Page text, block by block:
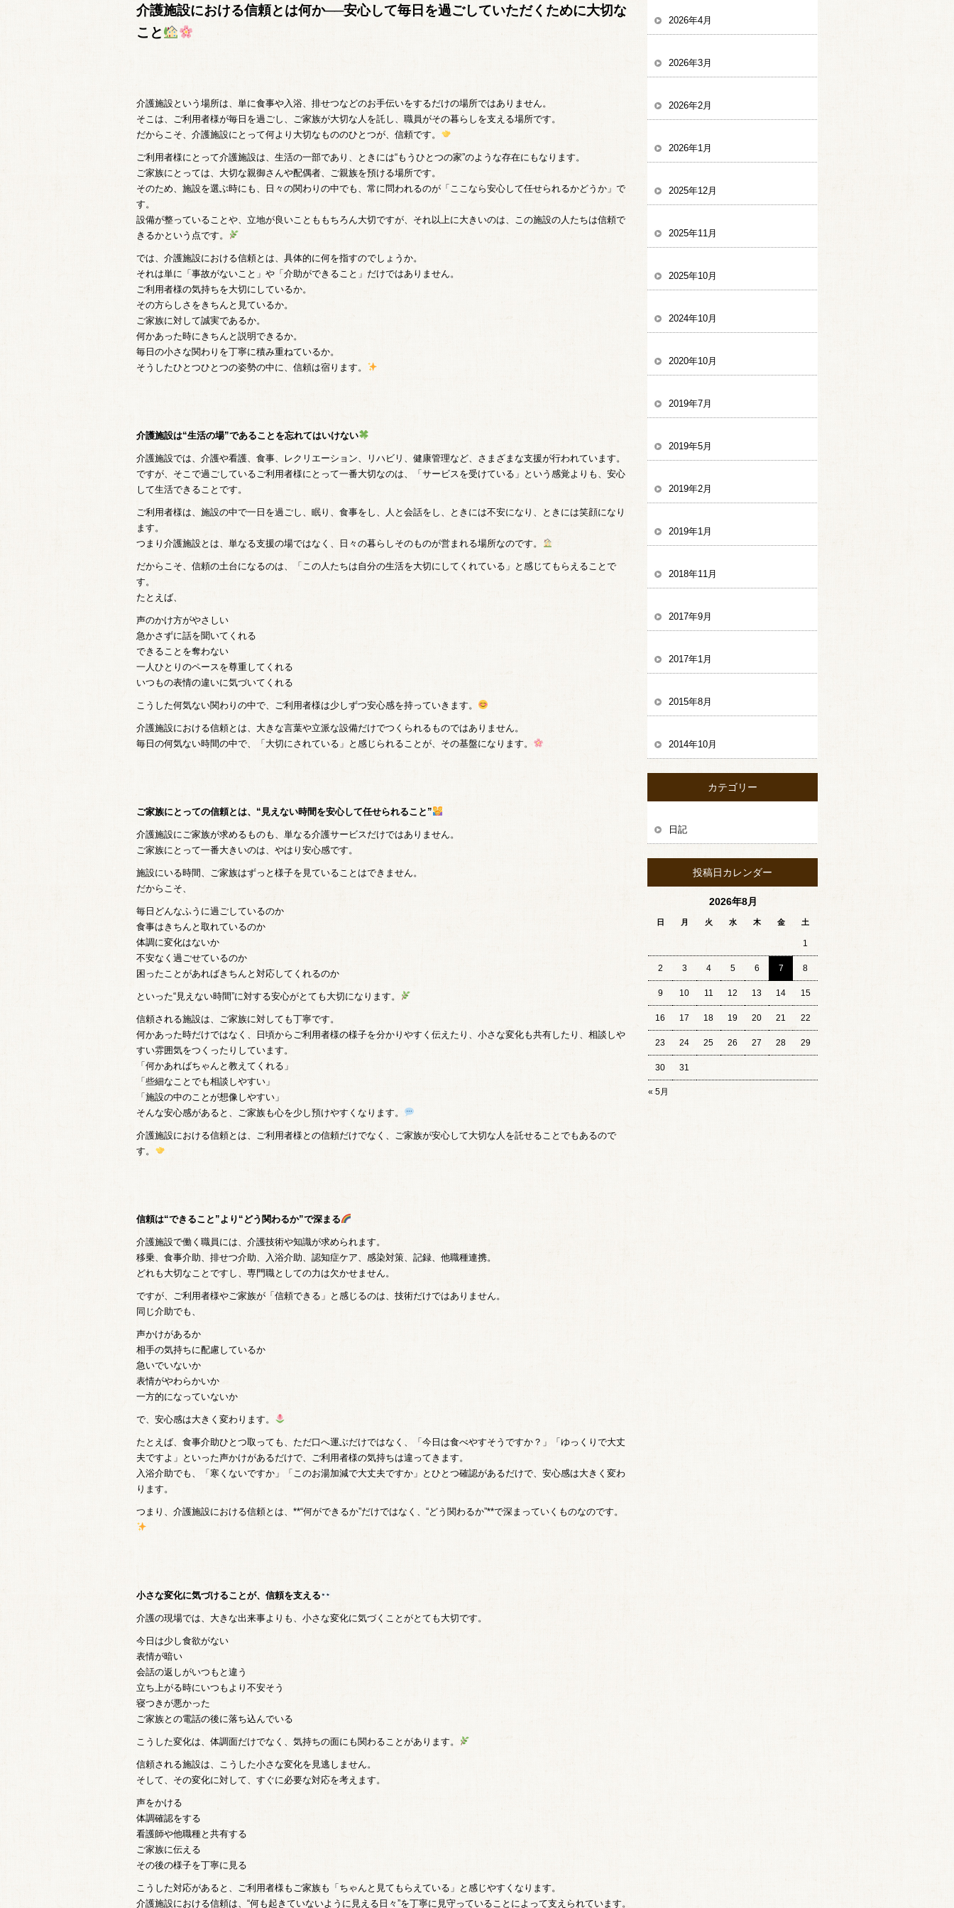
介護施設における信頼とは何か──安心して毎日を過ごしていただくために大切な
こと
介護施設という場所は、単に食事や入浴、排せつなどのお手伝いをするだけの場所ではありません。
そこは、ご利用者様が毎日を過ごし、ご家族が大切な人を託し、職員がその暮らしを支える場所です。
だからこそ、介護施設にとって何より大切なもののひとつが、信頼です。
ご利用者様にとって介護施設は、生活の一部であり、ときには“もうひとつの家”のような存在にもなります。
ご家族にとっては、大切な親御さんや配偶者、ご親族を預ける場所です。
そのため、施設を選ぶ時にも、日々の関わりの中でも、常に問われるのが「ここなら安心して任せられるかどうか」で
す。
設備が整っていることや、立地が良いことももちろん大切ですが、それ以上に大きいのは、この施設の人たちは信頼で
きるかという点です。
では、介護施設における信頼とは、具体的に何を指すのでしょうか。
それは単に「事故がないこと」や「介助ができること」だけではありません。
ご利用者様の気持ちを大切にしているか。
その方らしさをきちんと見ているか。
ご家族に対して誠実であるか。
何かあった時にきちんと説明できるか。
毎日の小さな関わりを丁寧に積み重ねているか。
そうしたひとつひとつの姿勢の中に、信頼は宿ります。
介護施設は“生活の場”であることを忘れてはいけない
介護施設では、介護や看護、食事、レクリエーション、リハビリ、健康管理など、さまざまな支援が行われています。
ですが、そこで過ごしているご利用者様にとって一番大切なのは、「サービスを受けている」という感覚よりも、安心
して生活できることです。
ご利用者様は、施設の中で一日を過ごし、眠り、食事をし、人と会話をし、ときには不安になり、ときには笑顔になり
ます。
つまり介護施設とは、単なる支援の場ではなく、日々の暮らしそのものが営まれる場所なのです。
だからこそ、信頼の土台になるのは、「この人たちは自分の生活を大切にしてくれている」と感じてもらえることで
す。
たとえば、
声のかけ方がやさしい
急かさずに話を聞いてくれる
できることを奪わない
一人ひとりのペースを尊重してくれる
いつもの表情の違いに気づいてくれる
こうした何気ない関わりの中で、ご利用者様は少しずつ安心感を持っていきます。
介護施設における信頼とは、大きな言葉や立派な設備だけでつくられるものではありません。
毎日の何気ない時間の中で、「大切にされている」と感じられることが、その基盤になります。
ご家族にとっての信頼とは、“見えない時間を安心して任せられること”
介護施設にご家族が求めるものも、単なる介護サービスだけではありません。
ご家族にとって一番大きいのは、やはり安心感です。
施設にいる時間、ご家族はずっと様子を見ていることはできません。
だからこそ、
毎日どんなふうに過ごしているのか
食事はきちんと取れているのか
体調に変化はないか
不安なく過ごせているのか
困ったことがあればきちんと対応してくれるのか
といった“見えない時間”に対する安心がとても大切になります。
信頼される施設は、ご家族に対しても丁寧です。
何かあった時だけではなく、日頃からご利用者様の様子を分かりやすく伝えたり、小さな変化も共有したり、相談しや
すい雰囲気をつくったりしています。
「何かあればちゃんと教えてくれる」
「些細なことでも相談しやすい」
「施設の中のことが想像しやすい」
そんな安心感があると、ご家族も心を少し預けやすくなります。
介護施設における信頼とは、ご利用者様との信頼だけでなく、ご家族が安心して大切な人を託せることでもあるので
す。
信頼は“できること”より“どう関わるか”で深まる
介護施設で働く職員には、介護技術や知識が求められます。
移乗、食事介助、排せつ介助、入浴介助、認知症ケア、感染対策、記録、他職種連携。
どれも大切なことですし、専門職としての力は欠かせません。
ですが、ご利用者様やご家族が「信頼できる」と感じるのは、技術だけではありません。
同じ介助でも、
声かけがあるか
相手の気持ちに配慮しているか
急いでいないか
表情がやわらかいか
一方的になっていないか
で、安心感は大きく変わります。
たとえば、食事介助ひとつ取っても、ただ口へ運ぶだけではなく、「今日は食べやすそうですか？」「ゆっくりで大丈
夫ですよ」といった声かけがあるだけで、ご利用者様の気持ちは違ってきます。
入浴介助でも、「寒くないですか」「このお湯加減で大丈夫ですか」とひとつ確認があるだけで、安心感は大きく変わ
ります。
つまり、介護施設における信頼とは、**“何ができるか”だけではなく、“どう関わるか”**で深まっていくものなのです。
小さな変化に気づけることが、信頼を支える
介護の現場では、大きな出来事よりも、小さな変化に気づくことがとても大切です。
今日は少し食欲がない
表情が暗い
会話の返しがいつもと違う
立ち上がる時にいつもより不安そう
寝つきが悪かった
ご家族との電話の後に落ち込んでいる
こうした変化は、体調面だけでなく、気持ちの面にも関わることがあります。
信頼される施設は、こうした小さな変化を見逃しません。
そして、その変化に対して、すぐに必要な対応を考えます。
声をかける
体調確認をする
看護師や他職種と共有する
ご家族に伝える
その後の様子を丁寧に見る
こうした対応があると、ご利用者様もご家族も「ちゃんと見てもらえている」と感じやすくなります。
介護施設における信頼は、“何も起きていないように見える日々”を丁寧に見守っていることによって支えられています。
2026年4月
2026年3月
2026年2月
2026年1月
2025年12月
2025年11月
2025年10月
2024年10月
2020年10月
2019年7月
2019年5月
2019年2月
2019年1月
2018年11月
2017年9月
2017年1月
2015年8月
2014年10月
カテゴリー
日記
投稿日カレンダー
2026年8月
日 月 火 水 木 金 土
« 5月
1
2 3 4 5 6 7 8
9 10 11 12 13 14 15
16 17 18 19 20 21 22
23 24 25 26 27 28 29
30 31